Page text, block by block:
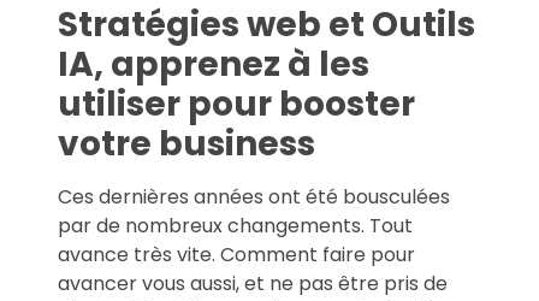
Stratégies web et Outils
IA, apprenez à les
utiliser pour booster
votre business
Ces dernières années ont été bousculées
par de nombreux changements. Tout
avance très vite. Comment faire pour
avancer vous aussi, et ne pas être pris de